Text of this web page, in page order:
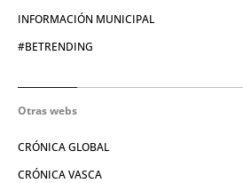
INFORMACIÓN MUNICIPAL
#BETRENDING
Otras webs
CRÓNICA GLOBAL
CRÓNICA VASCA